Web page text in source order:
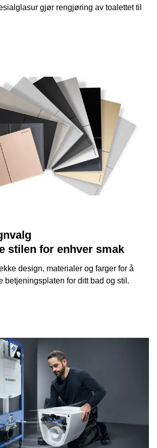
gjør rengjøring av toalettet til
stilen for enhver smak
design, materialer og farger for å
betjeningsplaten for ditt bad og stil.